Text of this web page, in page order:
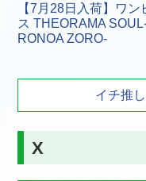
【7月28日入荷】ワン
ス THEORAMA
RONOA ZORO-
イチ推
X